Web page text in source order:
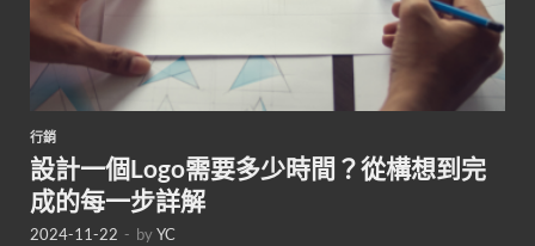
行銷
設計一個Logo需要多少時間？從構想到完
成的每一步詳解
2024-11-22 - byYC